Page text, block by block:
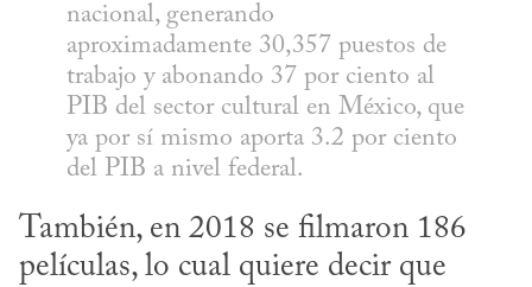
nacional, generando
aproximadamente 30,357 puestos de
trabajo y abonando 37 por ciento al
PIB del sector cultural en México, que
ya por sí mismo aporta 3.2 por ciento
del PIB a nivel federal.
También, en 2018 se filmaron 186
películas, lo cual quiere decir que